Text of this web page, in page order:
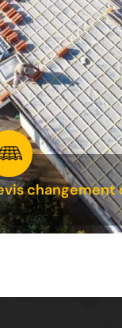
changement
31